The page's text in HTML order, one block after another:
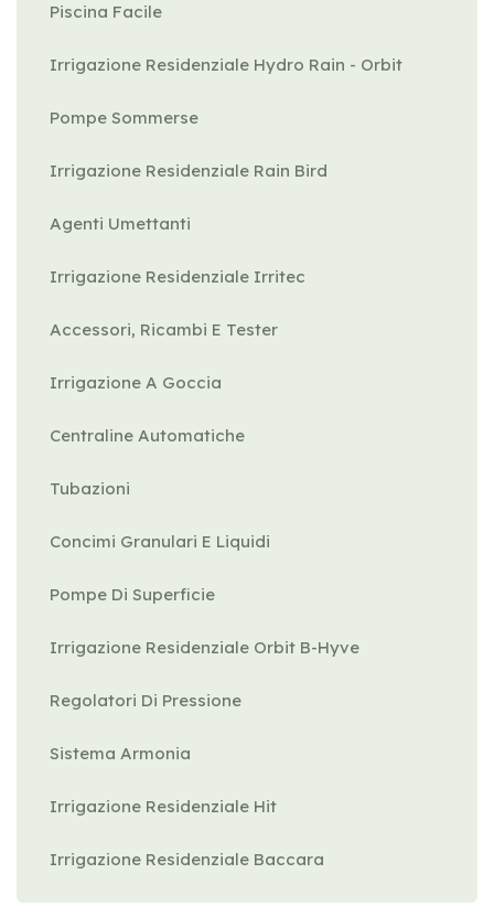
Piscina Facile
Irrigazione Residenziale Hydro Rain - Orbit
Pompe Sommerse
Irrigazione Residenziale Rain Bird
Agenti Umettanti
Irrigazione Residenziale Irritec
Accessori, Ricambi E Tester
Irrigazione A Goccia
Centraline Automatiche
Tubazioni
Concimi Granulari E Liquidi
Pompe Di Superficie
Irrigazione Residenziale Orbit B-Hyve
Regolatori Di Pressione
Sistema Armonia
Irrigazione Residenziale Hit
Irrigazione Residenziale Baccara